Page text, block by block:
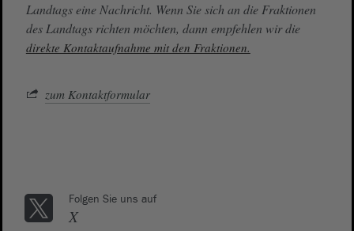
Landtags eine Nachricht. Wenn Sie sich an die Fraktionen
des Landtags richten möchten, dann empfehlen wir die
direkte Kontaktaufnahme mit den Fraktionen.
zum Kontaktformular
Folgen Sie uns auf
X